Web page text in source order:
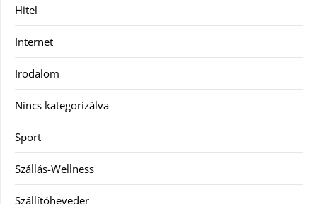
Hitel
Internet
Irodalom
Nincs kategorizálva
Sport
Szállás-Wellness
Szállítóheveder